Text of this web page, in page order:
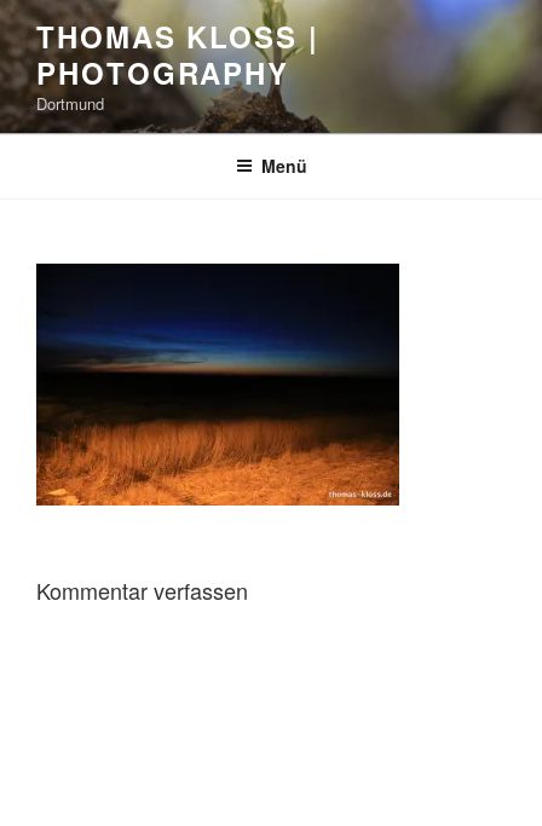
Zum
Inhalt
springen
THOMAS KLOSS |
PHOTOGRAPHY
Dortmund
Menü
Kommentar verfassen